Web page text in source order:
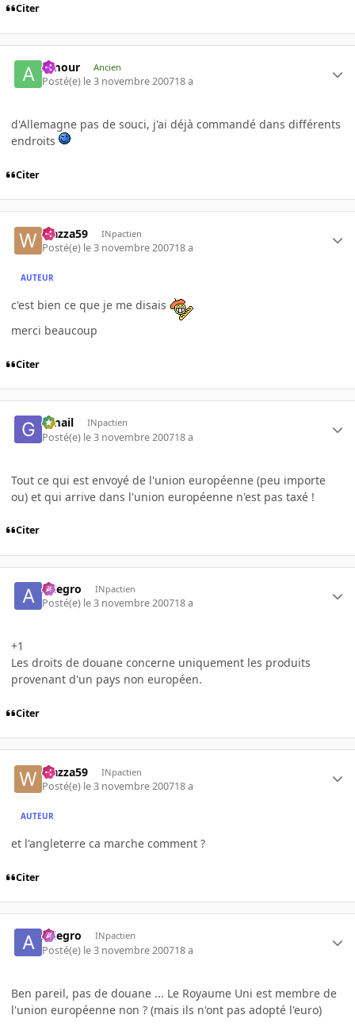
Citer
Amour Ancien
Posté(e) le 3 novembre 200718 a
d'Allemagne pas de souci, j'ai déjà commandé dans différents
endroits
Citer
wazza59 INpactien
Posté(e) le 3 novembre 200718 a
AUTEUR
c'est bien ce que je me disais
merci beaucoup
Citer
Gmail INpactien
Posté(e) le 3 novembre 200718 a
Tout ce qui est envoyé de l'union européenne (peu importe
ou) et qui arrive dans l'union européenne n'est pas taxé !
Citer
Allegro INpactien
Posté(e) le 3 novembre 200718 a
+1
Les droits de douane concerne uniquement les produits
provenant d'un pays non européen.
Citer
wazza59 INpactien
Posté(e) le 3 novembre 200718 a
AUTEUR
et l'angleterre ca marche comment ?
Citer
Allegro INpactien
Posté(e) le 3 novembre 200718 a
Ben pareil, pas de douane ... Le Royaume Uni est membre de
l'union européenne non ? (mais ils n'ont pas adopté l'euro)